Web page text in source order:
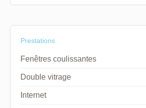
Prestations
Fenêtres coulissantes
Double vitrage
Internet